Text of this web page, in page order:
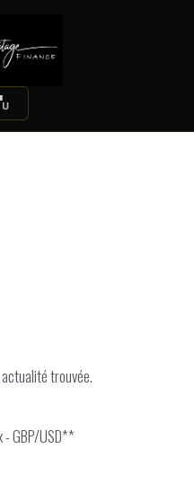
trouvée.
- GBP/USD**